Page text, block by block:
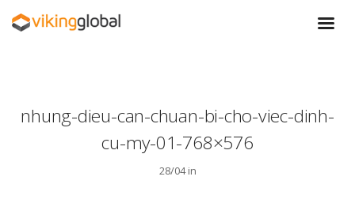
nhung-dieu-can-chuan-bi-cho-viec-dinh-
cu-my-01-768×576
28/04 in